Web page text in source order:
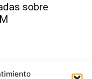
sobre